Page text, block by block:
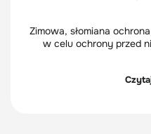
Zimowa, słomiana
w celu ochrony przed niesprzyjającymi warunkami